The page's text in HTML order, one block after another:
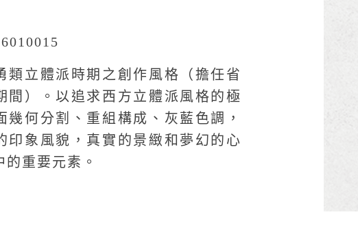
類立體派時期之創作風格（擔任省
間）。以追求西方立體派風格的極
幾何分割、重組構成、灰藍色調，
印象風貌，真實的景緻和夢幻的心
重要元素。